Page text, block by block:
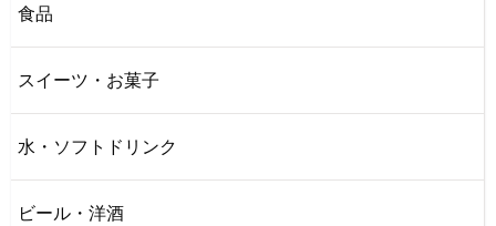
食品
スイーツ・お菓子
水・ソフトドリンク
ビール・洋酒